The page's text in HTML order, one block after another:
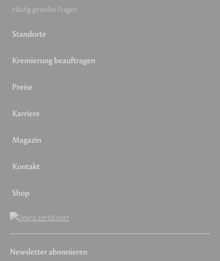
Häufig gestellte Fragen
Standorte
Kremierung beauftragen
Preise
Karriere
Magazin
Kontakt
Shop
Newsletter abonnieren